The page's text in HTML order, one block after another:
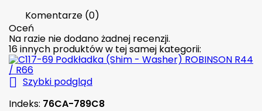
Komentarze (0)
Oceń
Na razie nie dodano żadnej recenzji.
16 innych produktów w tej samej kategorii:
 Szybki podgląd
Indeks: 76CA-789C8